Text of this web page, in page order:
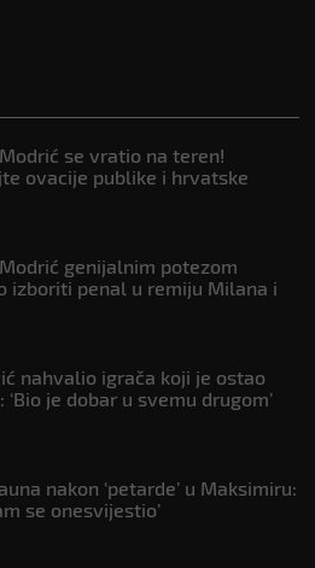
se vratio na teren!
ovacije publike i hrvatske
genijalnim potezom
izboriti penal u remiju Milana i
nahvalio igrača koji je ostao
‘Bio je dobar u svemu drugom’
nakon ‘petarde’ u Maksimiru:
se onesvijestio’